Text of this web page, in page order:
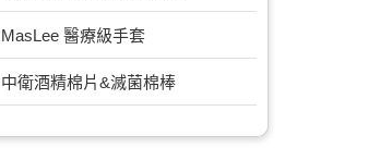
MasLee 醫療級手套
中衛酒精棉片&滅菌棉棒